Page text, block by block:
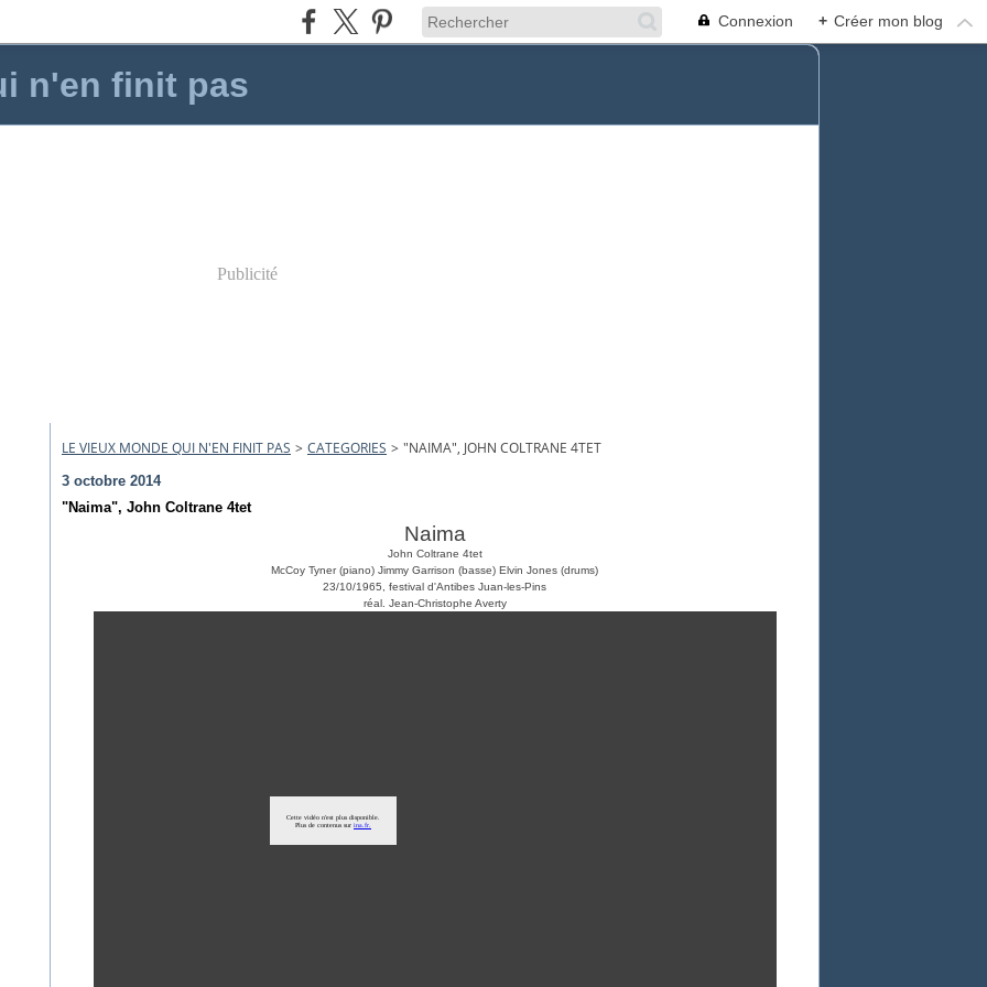
Connexion + Créer mon blog
n'en finit pas
Publicité
LE VIEUX MONDE QUI N'EN FINIT PAS > CATEGORIES > "NAIMA", JOHN COLTRANE 4TET
3 octobre 2014
"Naima", John Coltrane 4tet
Naima
John Coltrane 4tet
McCoy Tyner (piano) Jimmy Garrison (basse) Elvin Jones (drums)
23/10/1965, festival d'Antibes Juan-les-Pins
réal. Jean-Christophe Averty